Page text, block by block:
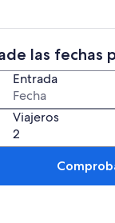
las fechas
Entrada
Viajeros